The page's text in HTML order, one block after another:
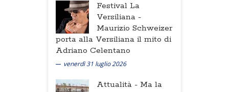
Festival La
Versiliana -
Maurizio Schweizer
porta alla Versiliana il mito di
Adriano Celentano
venerdì 31 luglio 2026
Attualità - Ma la